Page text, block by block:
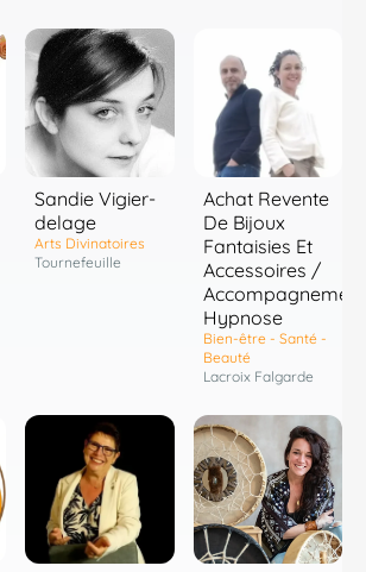
Sandie Vigier-
delage
Arts Divinatoires
Tournefeuille
Achat Revente
De Bijoux
Fantaisies Et
Accessoires /
Accompagnement
Hypnose
Bien-être - Santé -
Beauté
Lacroix Falgarde